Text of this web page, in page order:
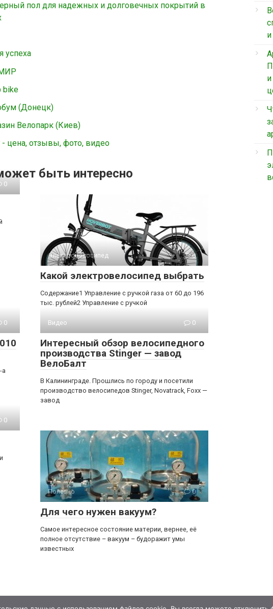
пол для надежных и долговечных покрытий в
успеха
bike
(Донецк)
Велопарк (Киев)
цена, отзывы, фото, видео
быть интересно
0
Электровелосипед 0
Какой электровелосипед выбрать
Содержание1 Управление с ручкой газа от 60 до 196
тыс. рублей2 Управление с ручкой
0
а
Видео 0
Интересный обзор велосипедного
производства Stinger — завод
ВелоБалт
В Калининграде. Прошлись по городу и посетили
производство велосипедов Stinger, Novatrack, Foxx —
завод
0
Полезно 0
Для чего нужен вакуум?
Самое интересное состояние материи, вернее, её
полное отсутствие – вакуум – будоражит умы
известных